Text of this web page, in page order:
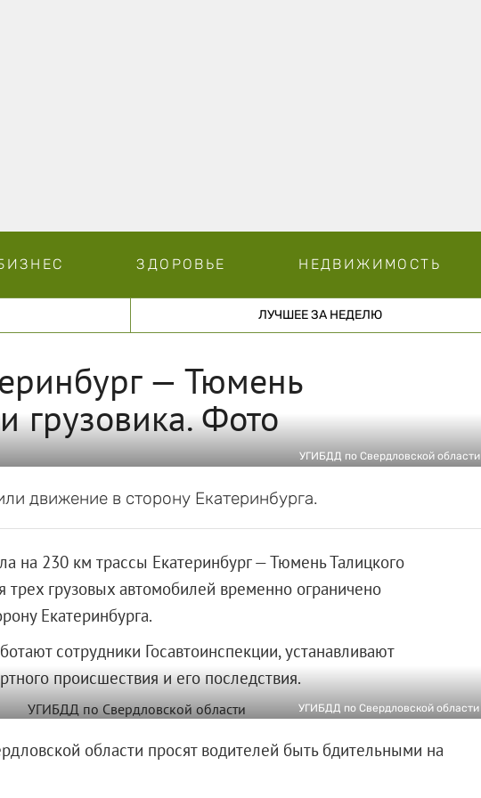
ЗДОРОВЬЕ НЕДВИЖИМОСТЬ
ЛУЧШЕЕ ЗА НЕДЕЛЮ
— Тюмень
грузовика. Фото
УГИБДД по Свердловской области
движение в сторону Екатеринбурга.
на 230 км трассы Екатеринбург — Тюмень Талицкого
трех грузовых автомобилей временно ограничено
Екатеринбурга.
сотрудники Госавтоинспекции, устанавливают
происшествия и его последствия.
УГИБДД по Свердловской области
области просят водителей быть бдительными на